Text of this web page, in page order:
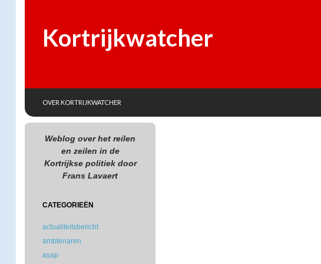
Kortrijkwatcher
OVER KORTRIJKWATCHER
Weblog over het reilen
en zeilen in de
Kortrijkse politiek door
Frans Lavaert
CATEGORIEËN
actualiteitsbericht
ambtenaren
asap